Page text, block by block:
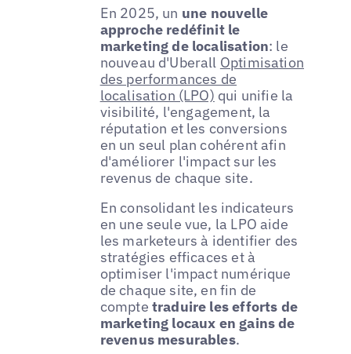
En 2025, un une nouvelle
approche redéfinit le
marketing de localisation: le
nouveau d'Uberall Optimisation
des performances de
localisation (LPO) qui unifie la
visibilité, l'engagement, la
réputation et les conversions
en un seul plan cohérent afin
d'améliorer l'impact sur les
revenus de chaque site.
En consolidant les indicateurs
en une seule vue, la LPO aide
les marketeurs à identifier des
stratégies efficaces et à
optimiser l'impact numérique
de chaque site, en fin de
compte traduire les efforts de
marketing locaux en gains de
revenus mesurables.